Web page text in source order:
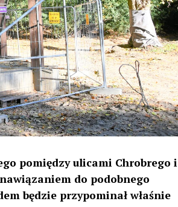
pomiędzy ulicami Chrobrego i
do podobnego
będzie przypominał właśnie